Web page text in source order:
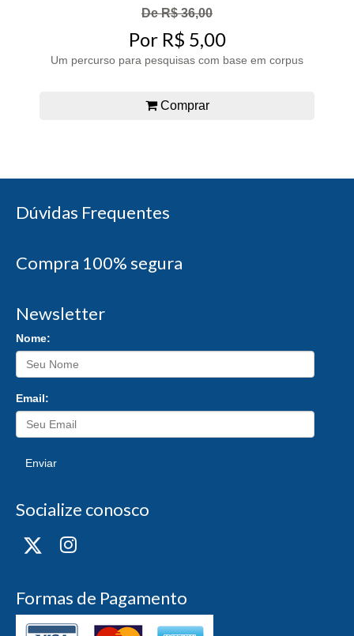
De R$ 36,00
Por R$ 5,00
Um percurso para pesquisas com base em corpus
Comprar
Dúvidas Frequentes
Compra 100% segura
Newsletter
Nome:
Email:
Enviar
Socialize conosco
Formas de Pagamento